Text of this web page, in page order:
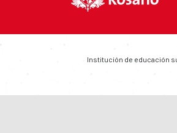
Institución de educación